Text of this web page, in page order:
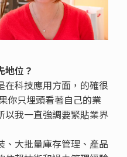
地位？
在科技應用方面，的確很
你只埋頭看著自己的業
以我一直強調要緊貼業界
、大批量庫存管理、產品